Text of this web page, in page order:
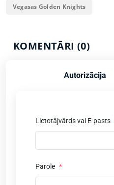
Vegasas Golden Knights
KOMENTĀRI (0)
Autorizācija
Lietotājvārds vai E-pasts
Parole *